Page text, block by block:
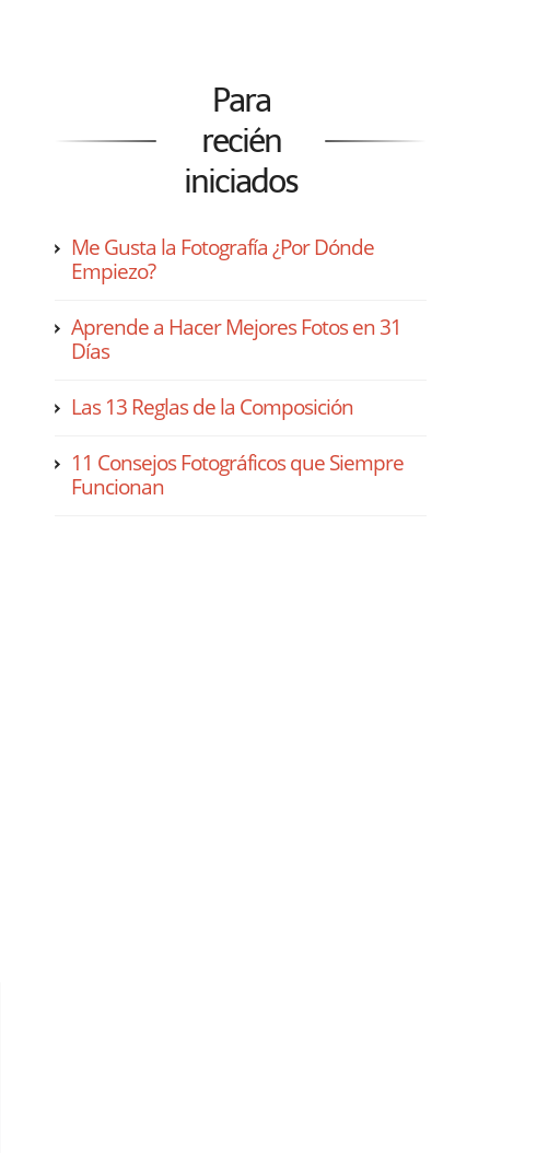
Para
recién
iniciados
Me Gusta la Fotografía ¿Por Dónde
Empiezo?
Aprende a Hacer Mejores Fotos en 31
Días
Las 13 Reglas de la Composición
11 Consejos Fotográficos que Siempre
Funcionan